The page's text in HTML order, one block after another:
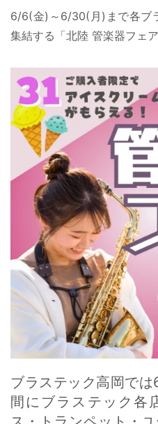
6/6(金)～6/30(月)まで各ブ
集結する「北陸 管楽器フェ
ブラステック高岡で
間にブラステック各